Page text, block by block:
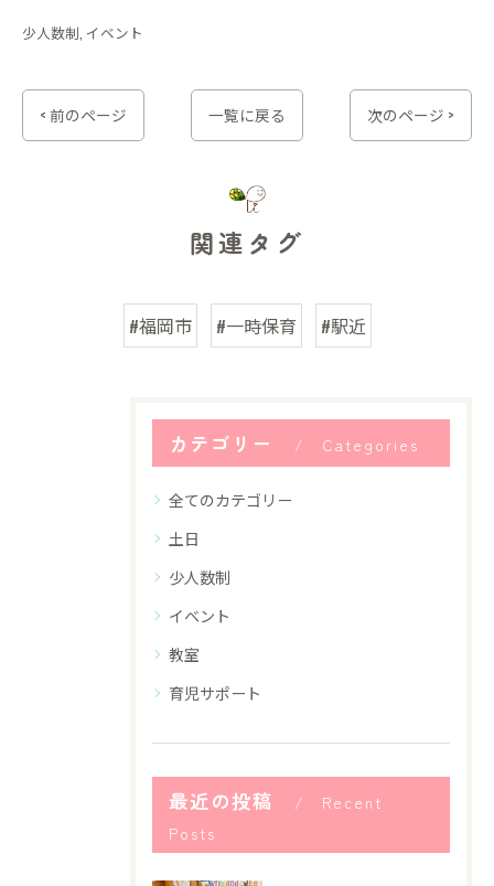
少人数制 イベント
< 前のページ 一覧に戻る 次のページ >
関連タグ
#福岡市 #一時保育 #駅近
カテゴリー Categories
全てのカテゴリー
土日
少人数制
イベント
教室
育児サポート
最近の投稿
Recent
Posts